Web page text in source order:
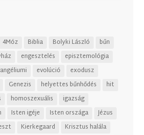
4Móz Biblia Bolyki László
bűn
engesztelés
episztemológia
evolúció
exodusz
Genezis helyettes bűnhődés
hit
homoszexuális
igazság
Isten igéje Isten országa
Jézus
Kierkegaard
Krisztus halála